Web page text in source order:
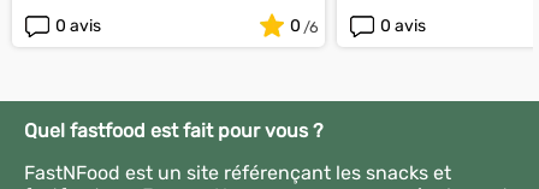
0 avis
0
0 avis
Quel fastfood est fait pour vous ?
FastNFood est un site référençant les snacks et